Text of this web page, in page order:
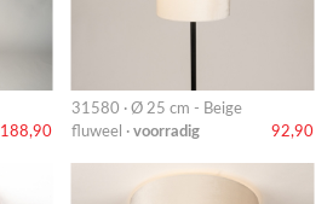
188,90
31580 · Ø 25 cm - Beige
fluweel · voorradig 92,90